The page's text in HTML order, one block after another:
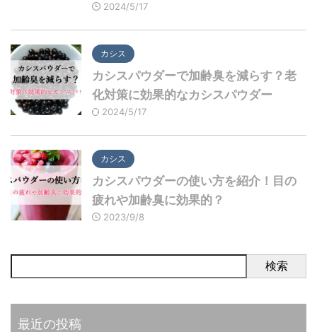
2024/5/17
カシス
カシスパウダーで加齢臭を減らす？老
化対策に効果的なカシスパウダー
2024/5/17
カシス
カシスパウダーの使い方を紹介！目の
疲れや加齢臭に効果的？
2023/9/8
検索
最近の投稿